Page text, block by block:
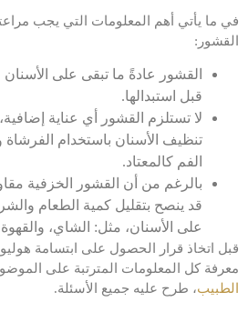
في ما يأتي أهم المعلومات التي يجب
القشور:
قبل استبدالها.
لا تستلزم القشور أي عناية
تنظيف الأسنان باستخدام
الفم كالمعتاد.
بالرغم من أن القشور الخزفية
قد ينصح بتقليل كمية الطعام
على الأسنان، مثل: الشاي،
قبل اتخاذ قرار الحصول على ابتسامة
معرفة كل المعلومات المترتبة على
الطبيب، طرح عليه جميع الأسئلة.